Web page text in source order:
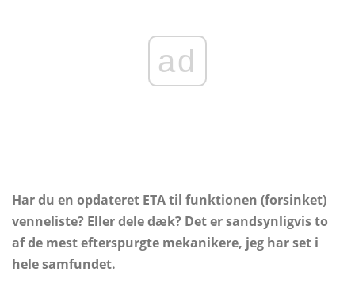
ad
Har du en opdateret ETA til funktionen (forsinket)
venneliste? Eller dele dæk? Det er sandsynligvis to
af de mest efterspurgte mekanikere, jeg har set i
hele samfundet.